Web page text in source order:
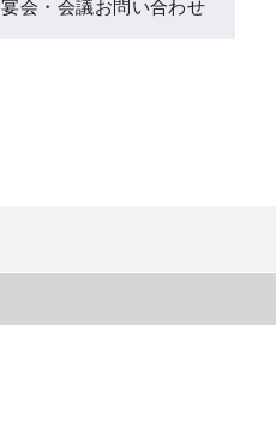
宴会・会議お問い合わせ